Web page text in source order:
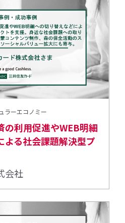
ラーエコノミー
の利用促進やWEB明細
よる社会課題解決型プ
会社